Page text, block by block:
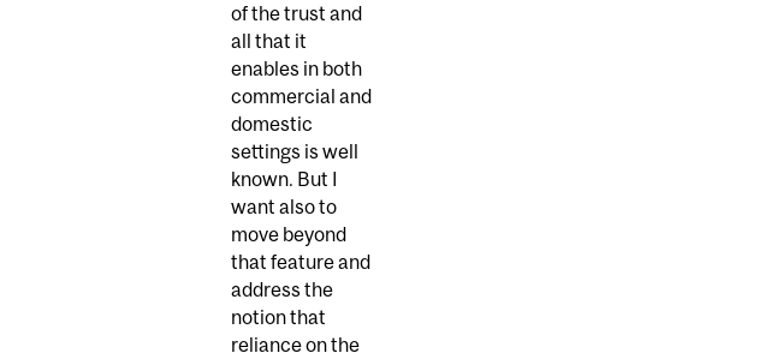
of the trust and
all that it
enables in both
commercial and
domestic
settings is well
known. But I
want also to
move beyond
that feature and
address the
notion that
reliance on the